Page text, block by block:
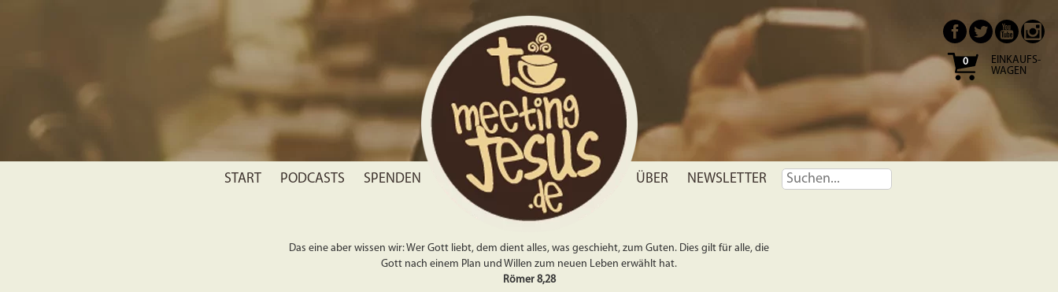
0
EINKAUFS-
WAGEN
START PODCASTS SPENDEN ÜBER NEWSLETTER
Das eine aber wissen wir: Wer Gott liebt, dem dient alles, was geschieht, zum Guten. Dies gilt für alle, die
Gott nach einem Plan und Willen zum neuen Leben erwählt hat.
Römer 8,28